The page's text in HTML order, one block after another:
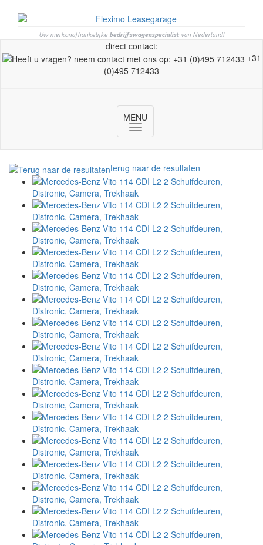
Uw merkonafhankelijke bedrijfswagenspecialistvan Nederland!
direct contact:
+31
(0)495 712433
MENU
Toggle
navigation
terug naar de resultaten